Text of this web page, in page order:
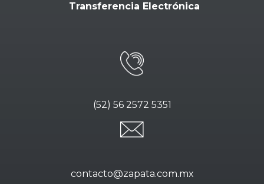
Transferencia Electrónica
(52) 56 2572 5351
contacto@zapata.com.mx